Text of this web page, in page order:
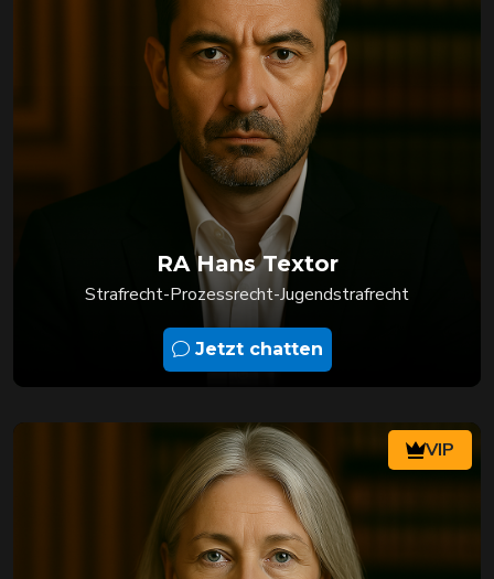
RA Hans Textor
Strafrecht-Prozessrecht-Jugendstrafrecht
Jetzt chatten
VIP